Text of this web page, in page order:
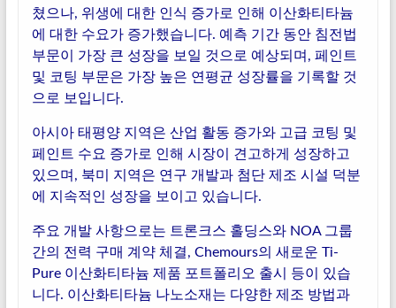
쳤으나, 위생에 대한 인식 증가로 인해 이산화티타늄
에 대한 수요가 증가했습니다. 예측 기간 동안 침전법
부문이 가장 큰 성장을 보일 것으로 예상되며, 페인트
및 코팅 부문은 가장 높은 연평균 성장률을 기록할 것
으로 보입니다.
아시아 태평양 지역은 산업 활동 증가와 고급 코팅 및
페인트 수요 증가로 인해 시장이 견고하게 성장하고
있으며, 북미 지역은 연구 개발과 첨단 제조 시설 덕분
에 지속적인 성장을 보이고 있습니다.
주요 개발 사항으로는 트론크스 홀딩스와 NOA 그룹
간의 전력 구매 계약 체결, Chemours의 새로운 Ti-
Pure 이산화티타늄 제품 포트폴리오 출시 등이 있습
니다. 이산화티타늄 나노소재는 다양한 제조 방법과